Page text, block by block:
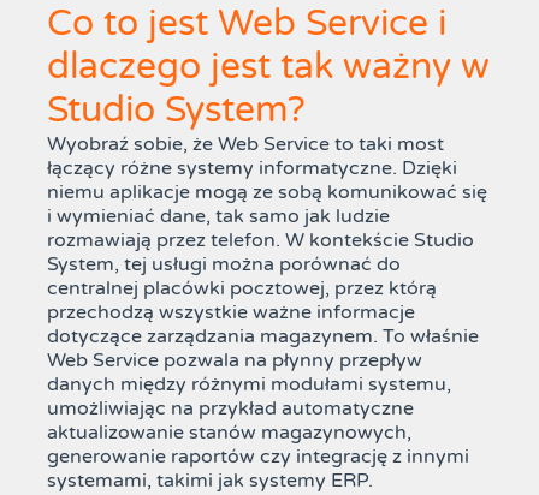
Co to jest Web Service i
dlaczego jest tak ważny w
Studio System?
Wyobraź sobie, że Web Service to taki most
łączący różne systemy informatyczne. Dzięki
niemu aplikacje mogą ze sobą komunikować się
i wymieniać dane, tak samo jak ludzie
rozmawiają przez telefon. W kontekście Studio
System, tej usługi można porównać do
centralnej placówki pocztowej, przez którą
przechodzą wszystkie ważne informacje
dotyczące zarządzania magazynem. To właśnie
Web Service pozwala na płynny przepływ
danych między różnymi modułami systemu,
umożliwiając na przykład automatyczne
aktualizowanie stanów magazynowych,
generowanie raportów czy integrację z innymi
systemami, takimi jak systemy ERP.